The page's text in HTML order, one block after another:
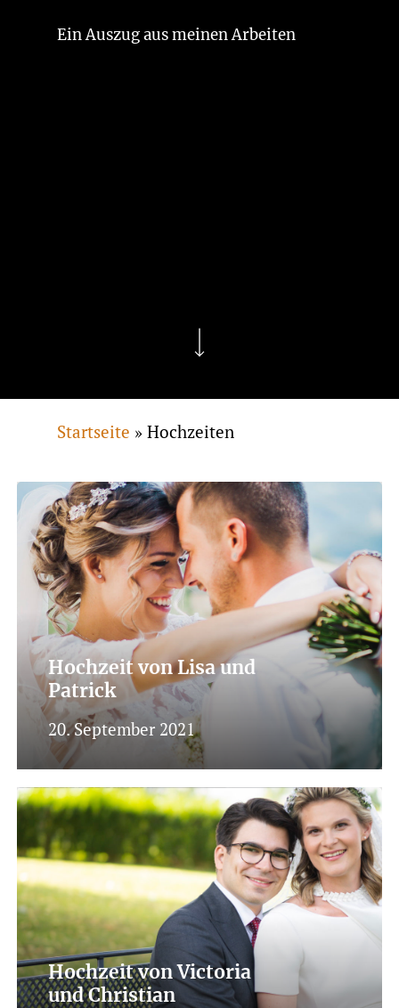
Ein Auszug aus meinen Arbeiten
Startseite » Hochzeiten
Hochzeit von Lisa und
Patrick
20. September 2021
Hochzeit von Victoria
und Christian